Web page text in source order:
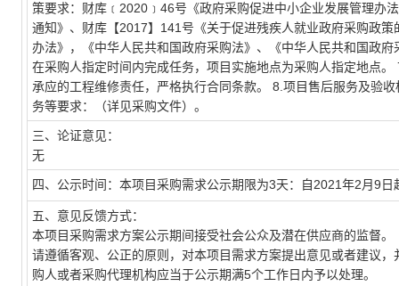
策要求：财库﹝2020﹞46号《政府采购促进中小企业发展管理办
通知》、财库【2017】141号《关于促进残疾人就业政府采购政
办法》，《中华人民共和国政府采购法》、《中华人民共和国政
在采购人指定时间内完成任务，项目实施地点为采购人指定地点
承应的工程维修责任，严格执行合同条款。 8.项目售后服务及验
务等要求：（详见采购文件）。
三、论证意见：
无
四、公示时间：本项目采购需求公示期限为3天：自2021年2月9
五、意见反馈方式：
本项目采购需求方案公示期间接受社会公众及潜在供应商的监督。
请遵循客观、公正的原则，对本项目需求方案提出意见或者建议
购人或者采购代理机构应当于公示期满5个工作日内予以处理。